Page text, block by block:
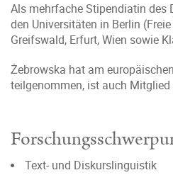
Als mehrfache Stipendiatin des
den Universitäten in Berlin
Greifswald, Erfurt, Wien sowie
Żebrowska hat am
teilgenommen, ist auch Mitglied
Text- und Diskurslinguistik